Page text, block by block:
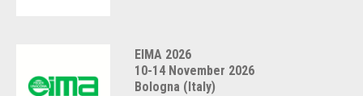
EIMA 2026
10-14 November 2026
Bologna (Italy)